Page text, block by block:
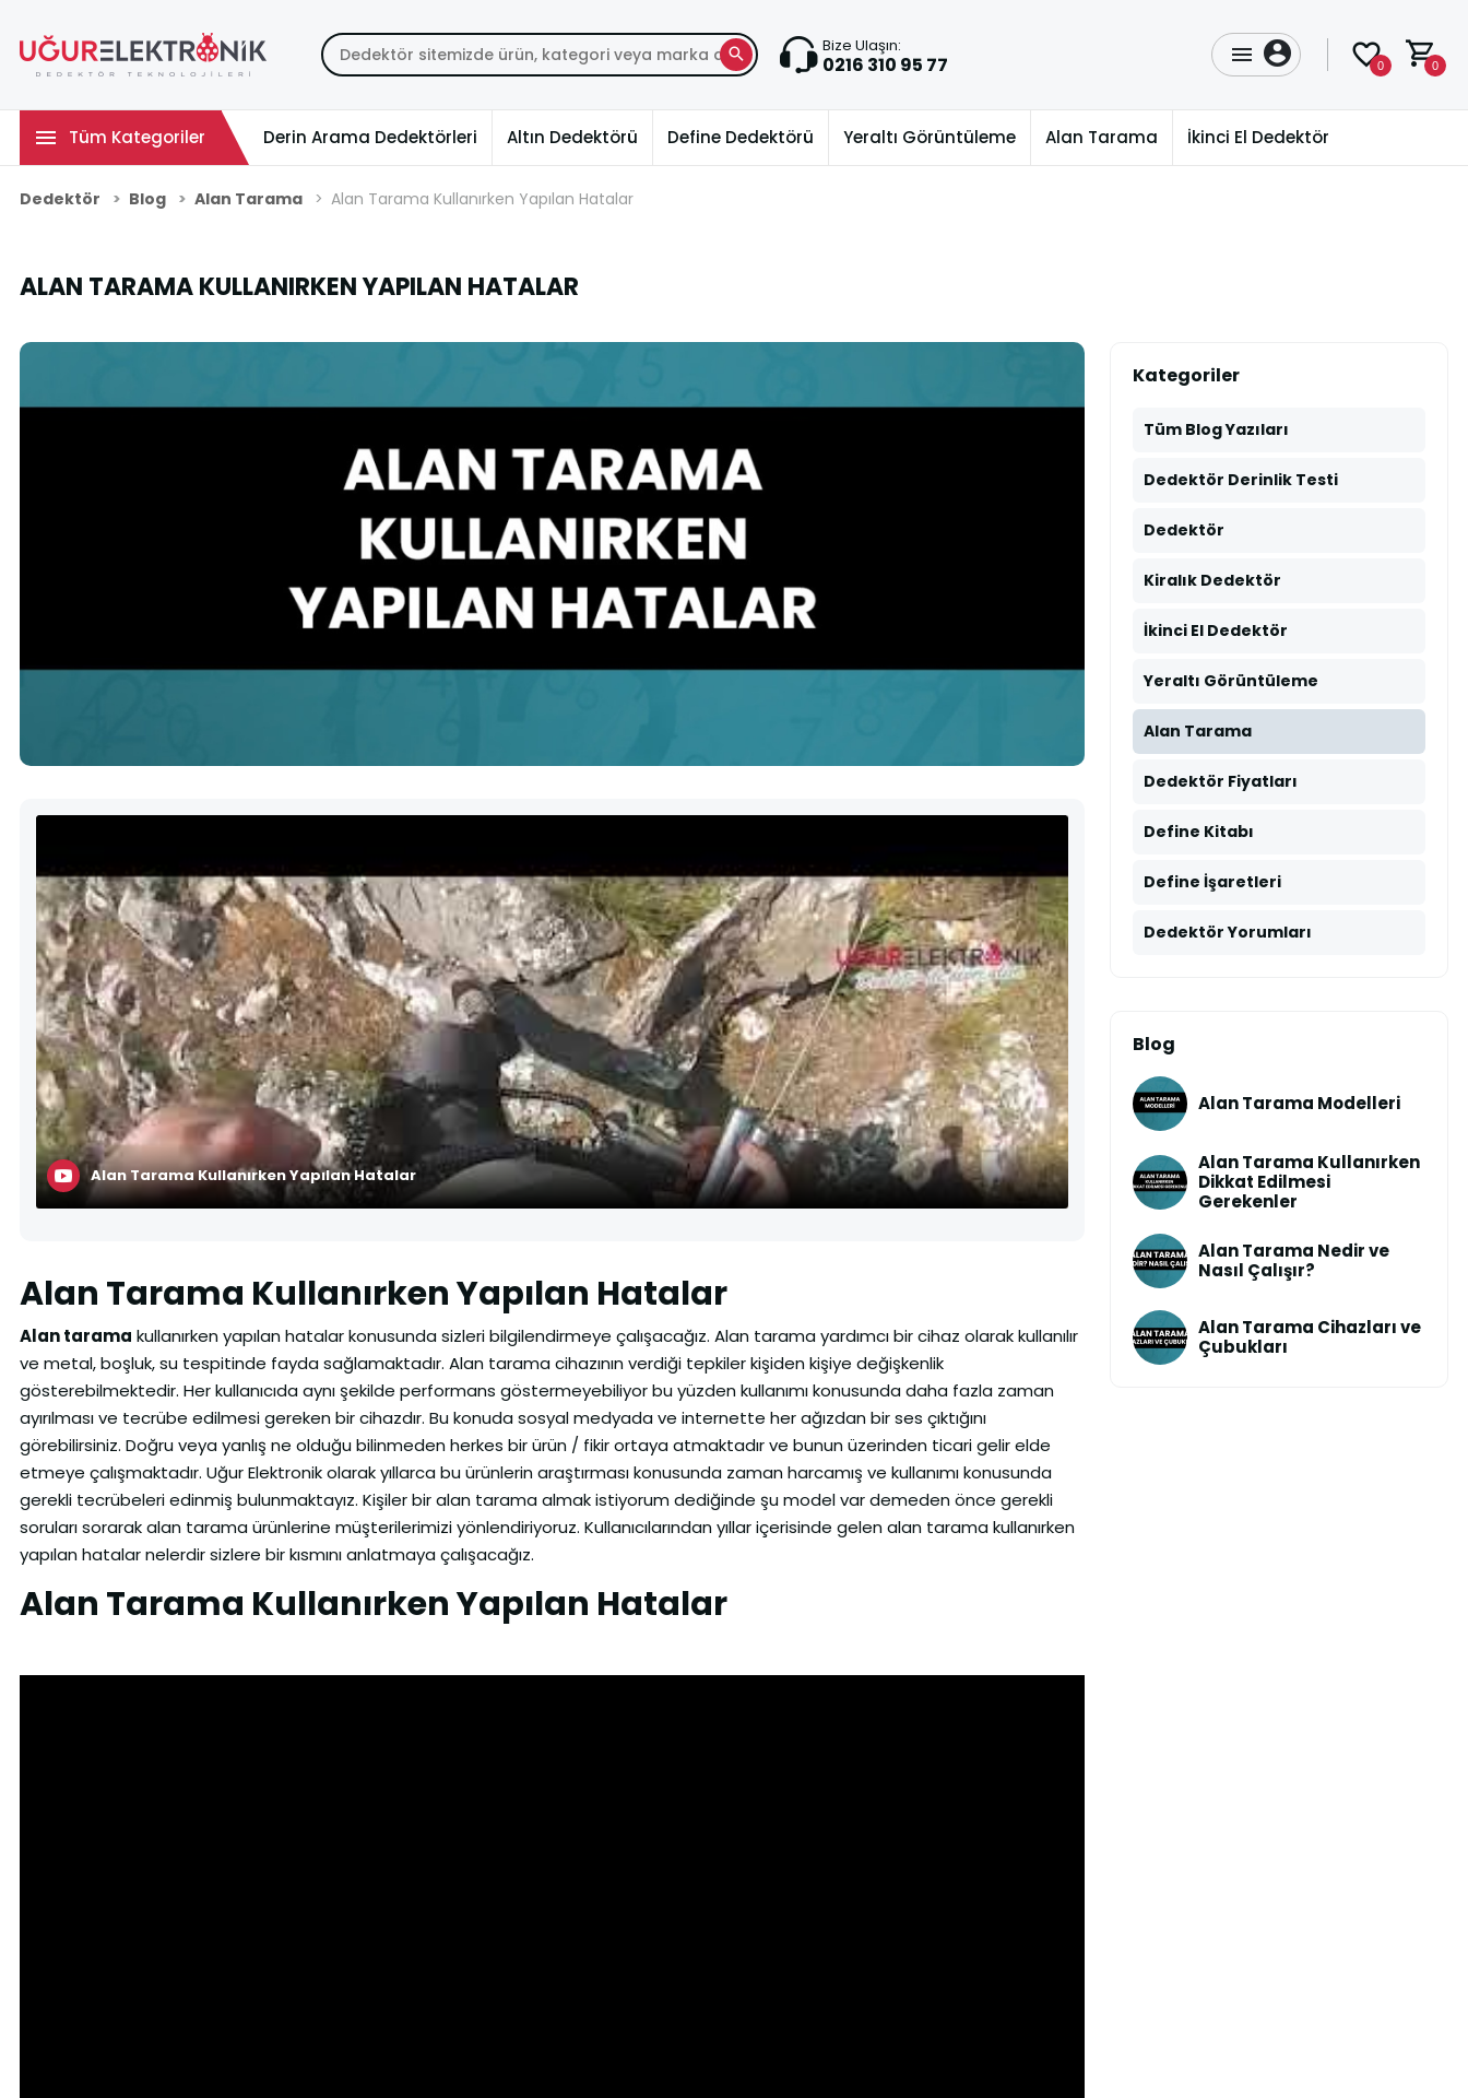
Bize Ulaşın:
0216 310 95 77 0 0
Tüm Kategoriler Derin Arama Dedektörleri Altın Dedektörü Define Dedektörü Yeraltı Görüntüleme Alan Tarama İkinci El Dedektör
Dedektör Blog Alan Tarama Alan Tarama Kullanırken Yapılan Hatalar
ALAN TARAMA KULLANIRKEN YAPILAN HATALAR
Alan Tarama Kullanırken Yapılan Hatalar
Alan Tarama Kullanırken Yapılan Hatalar
Alan tarama kullanırken yapılan hatalar konusunda sizleri bilgilendirmeye çalışacağız. Alan tarama yardımcı bir cihaz olarak kullanılır
ve metal, boşluk, su tespitinde fayda sağlamaktadır. Alan tarama cihazının verdiği tepkiler kişiden kişiye değişkenlik
gösterebilmektedir. Her kullanıcıda aynı şekilde performans göstermeyebiliyor bu yüzden kullanımı konusunda daha fazla zaman
ayırılması ve tecrübe edilmesi gereken bir cihazdır. Bu konuda sosyal medyada ve internette her ağızdan bir ses çıktığını
görebilirsiniz. Doğru veya yanlış ne olduğu bilinmeden herkes bir ürün / fikir ortaya atmaktadır ve bunun üzerinden ticari gelir elde
etmeye çalışmaktadır. Uğur Elektronik olarak yıllarca bu ürünlerin araştırması konusunda zaman harcamış ve kullanımı konusunda
gerekli tecrübeleri edinmiş bulunmaktayız. Kişiler bir alan tarama almak istiyorum dediğinde şu model var demeden önce gerekli
soruları sorarak alan tarama ürünlerine müşterilerimizi yönlendiriyoruz. Kullanıcılarından yıllar içerisinde gelen alan tarama kullanırken
yapılan hatalar nelerdir sizlere bir kısmını anlatmaya çalışacağız.
Alan Tarama Kullanırken Yapılan Hatalar
Kategoriler
Tüm Blog Yazıları
Dedektör Derinlik Testi
Dedektör
Kiralık Dedektör
İkinci El Dedektör
Yeraltı Görüntüleme
Alan Tarama
Dedektör Fiyatları
Define Kitabı
Define İşaretleri
Dedektör Yorumları
Blog
Alan Tarama Modelleri
Alan Tarama Kullanırken
Dikkat Edilmesi
Gerekenler
Alan Tarama Nedir ve
Nasıl Çalışır?
Alan Tarama Cihazları ve
Çubukları